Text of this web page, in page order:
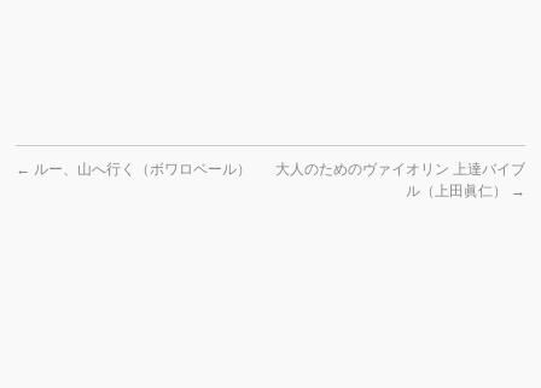
← ルー、山へ行く（ボワロベール）
大人のためのヴァイオリン 上達バイブ
ル（上田眞仁）
→